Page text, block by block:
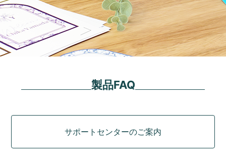
製品FAQ
サポートセンターのご案内